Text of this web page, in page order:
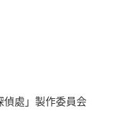
處」製作委員会